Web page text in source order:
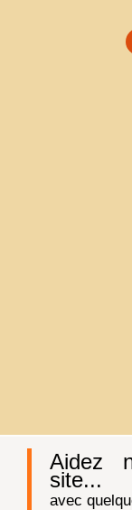
Aidez
site...
avec